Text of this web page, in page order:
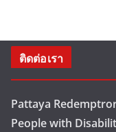
ติดต่อเรา
Pattaya
People with